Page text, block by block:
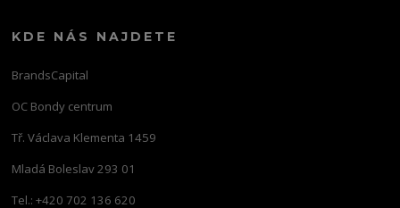
KDE NÁS NAJDETE
BrandsCapital
OC Bondy centrum
Tř. Václava Klementa 1459
Mladá Boleslav 293 01
Tel.: +420 702 136 620